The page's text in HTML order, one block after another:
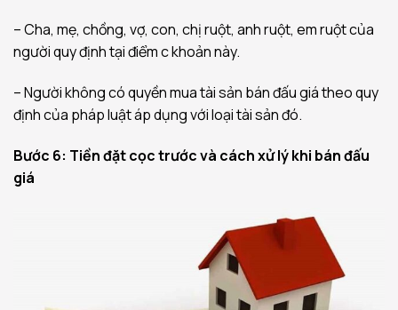
– Cha, mẹ, chồng, vợ, con, chị ruột, anh ruột, em ruột của
người quy định tại điểm c khoản này.
– Người không có quyền mua tài sản bán đấu giá theo quy
định của pháp luật áp dụng với loại tài sản đó.
Bước 6: Tiền đặt cọc trước và cách xử lý khi bán đấu
giá